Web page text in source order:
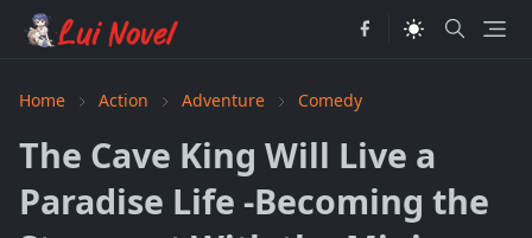
Home Action Adventure Comedy
The Cave King Will Live a
Paradise Life -Becoming the